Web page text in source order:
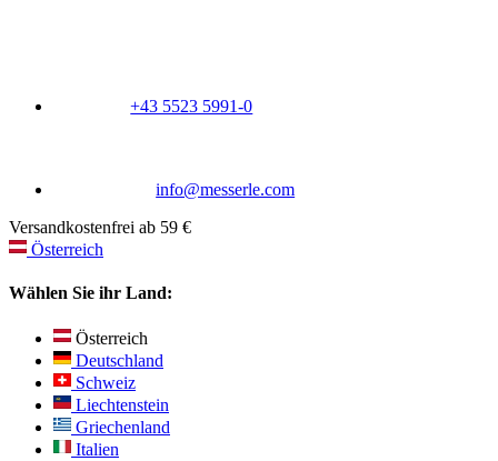
+43 5523 5991-0
info@messerle.com
Versandkostenfrei ab 59 €
Österreich
Wählen Sie ihr Land:
Österreich
Deutschland
Schweiz
Liechtenstein
Griechenland
Italien